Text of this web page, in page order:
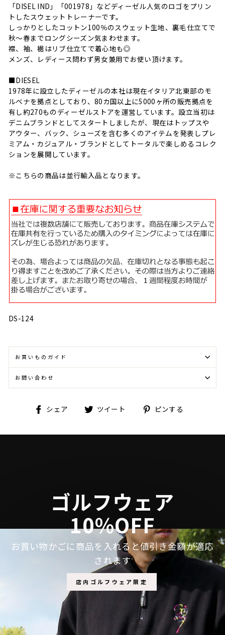
「DISEL IND」「001978」などディーゼル人気のロゴをプリン
トしたスウェットトレーナーです。
しっかりとしたコットン100％のスウェット生地、裏毛仕立てで
秋～春までロングシーズン気まわせます。
襟、袖、裾はリブ仕立てで着心地も◎
メンズ、レディース問わず男女兼用でお使い頂けます。
■DIESEL
1978年に設立したディーゼルの本社は現在イタリア北東部のモ
ルベナを拠点としており、80カ国以上に5000ヶ所の販売拠点を
有し約270ものディーゼルストアを運営しています。設立当初は
デニムブランドとしてスタートしましたが、現在はトップスや
アウター、バック、シューズを含む多くのアイテムを発表しプレ
ミアム・カジュアル・ブランドとしてトータルで楽しめるコレク
ションを展開しています。
※こちらの商品は並行輸入品となります。
DS-124
お買いものガイド
お問い合わせ
シェア
Facebookツイート
Twitterピンする
ゴルフウェア
10%OFF
お買い物かごに商品を入れると値引き金額が適応
されます
店内ゴルフウェア限定